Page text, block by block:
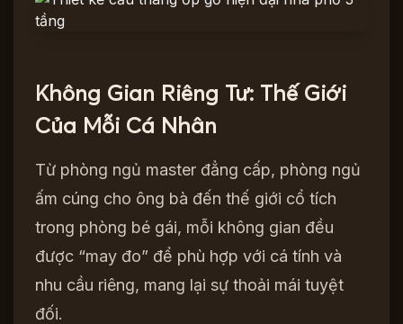
Không Gian Riêng Tư: Thế Giới
Của Mỗi Cá Nhân
Từ phòng ngủ master đẳng cấp, phòng ngủ
ấm cúng cho ông bà đến thế giới cổ tích
trong phòng bé gái, mỗi không gian đều
được “may đo” để phù hợp với cá tính và
nhu cầu riêng, mang lại sự thoải mái tuyệt
đối.